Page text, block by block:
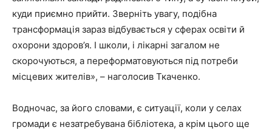
куди приємно прийти. Зверніть увагу, подібна
трансформація зараз відбувається у сферах освіти й
охорони здоров’я. І школи, і лікарні загалом не
скорочуються, а переформатовуються під потреби
місцевих жителів», – наголосив Ткаченко.
Водночас, за його словами, є ситуації, коли у селах
громади є незатребувана бібліотека, а крім цього ще